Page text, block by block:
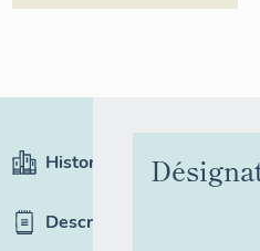
Historique
Description